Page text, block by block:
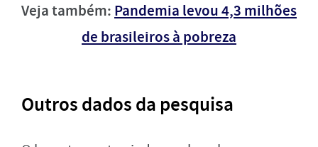
Veja também: Pandemia levou 4,3 milhões
de brasileiros à pobreza
Outros dados da pesquisa